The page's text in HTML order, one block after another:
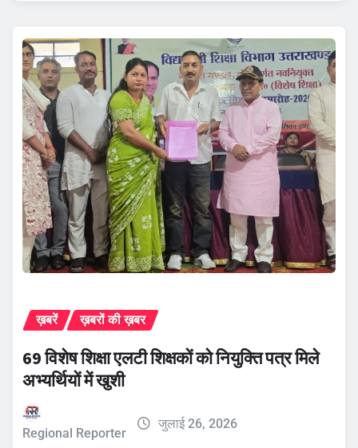
ख़बरें ख़बरों की ख़बर
69 विशेष शिक्षा एलटी शिक्षकों को नियुक्ति पत्र मिले
अभ्यर्थियों में खुशी
Regional Reporter
जुलाई 26, 2026